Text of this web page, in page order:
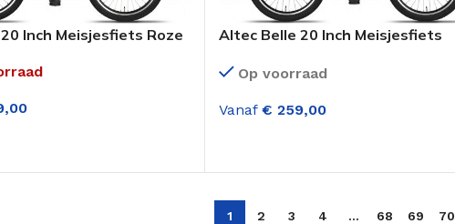
Inch Meisjesfiets Roze
Altec Belle 20 Inch Meisjesfiets
Op voorraad
Vanaf € 259,00
1 2 3 4 … 68 69 70